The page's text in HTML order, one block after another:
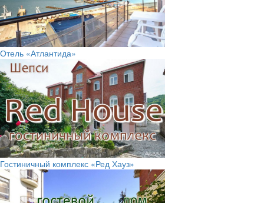
Отель «Атлантида»
Гостиничный комплекс «Ред Хауз»